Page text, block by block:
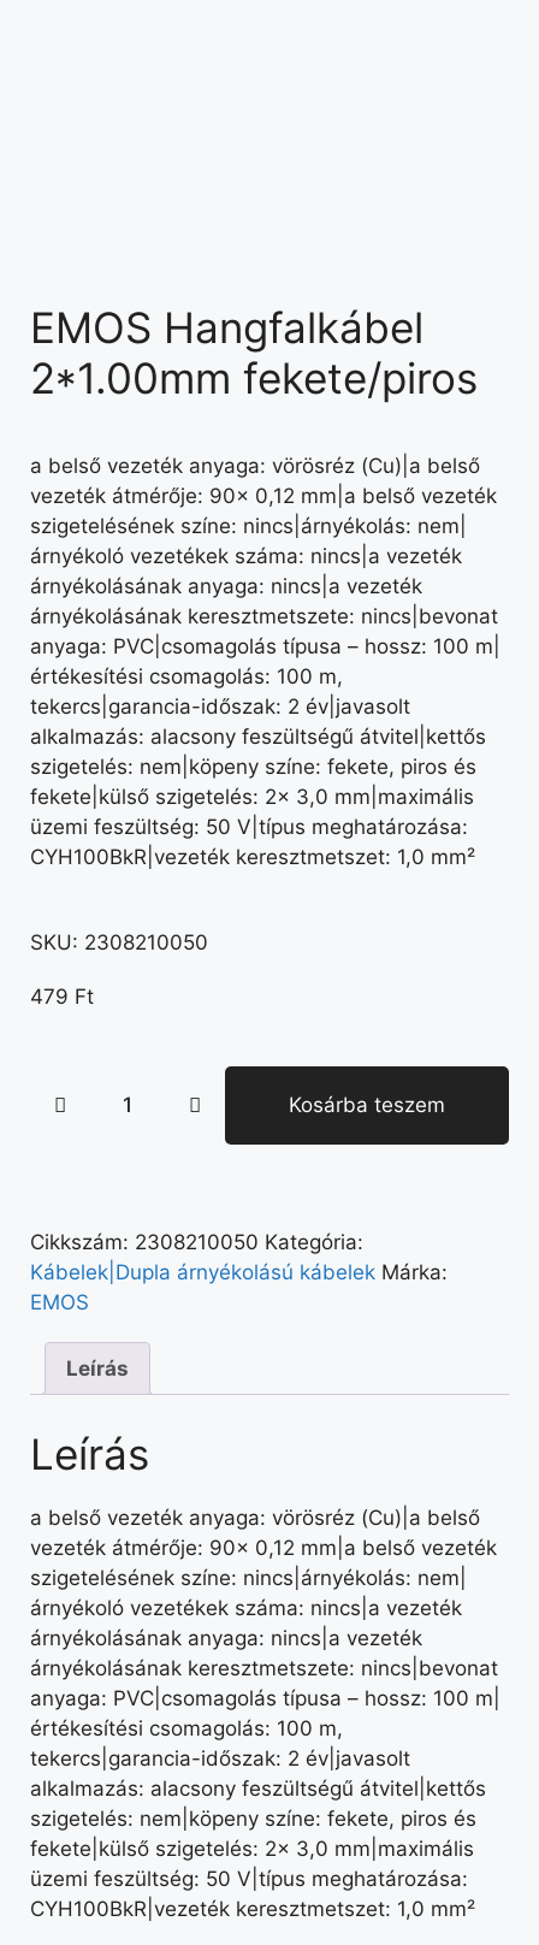
EMOS Hangfalkábel
2*1.00mm fekete/piros
a belső vezeték anyaga: vörösréz (Cu)|a belső
vezeték átmérője: 90× 0,12 mm|a belső vezeték
szigetelésének színe: nincs|árnyékolás: nem|
árnyékoló vezetékek száma: nincs|a vezeték
árnyékolásának anyaga: nincs|a vezeték
árnyékolásának keresztmetszete: nincs|bevonat
anyaga: PVC|csomagolás típusa – hossz: 100 m|
értékesítési csomagolás: 100 m,
tekercs|garancia-időszak: 2 év|javasolt
alkalmazás: alacsony feszültségű átvitel|kettős
szigetelés: nem|köpeny színe: fekete, piros és
fekete|külső szigetelés: 2× 3,0 mm|maximális
üzemi feszültség: 50 V|típus meghatározása:
CYH100BkR|vezeték keresztmetszet: 1,0 mm²
SKU: 2308210050
479 Ft
Kosárba teszem
Cikkszám: 2308210050 Kategória:
Kábelek|Dupla árnyékolású kábelek Márka:
EMOS
Leírás
Leírás
a belső vezeték anyaga: vörösréz (Cu)|a belső
vezeték átmérője: 90× 0,12 mm|a belső vezeték
szigetelésének színe: nincs|árnyékolás: nem|
árnyékoló vezetékek száma: nincs|a vezeték
árnyékolásának anyaga: nincs|a vezeték
árnyékolásának keresztmetszete: nincs|bevonat
anyaga: PVC|csomagolás típusa – hossz: 100 m|
értékesítési csomagolás: 100 m,
tekercs|garancia-időszak: 2 év|javasolt
alkalmazás: alacsony feszültségű átvitel|kettős
szigetelés: nem|köpeny színe: fekete, piros és
fekete|külső szigetelés: 2× 3,0 mm|maximális
üzemi feszültség: 50 V|típus meghatározása:
CYH100BkR|vezeték keresztmetszet: 1,0 mm²